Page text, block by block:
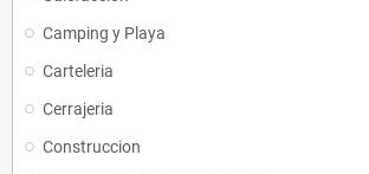
Camping y Playa
Carteleria
Cerrajeria
Construccion